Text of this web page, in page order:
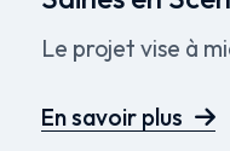
Le projet vise à
En savoir plus